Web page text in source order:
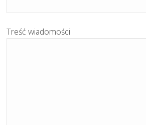
Treść wiadomości